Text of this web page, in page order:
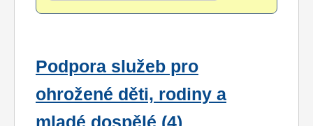
Podpora služeb pro
ohrožené děti, rodiny a